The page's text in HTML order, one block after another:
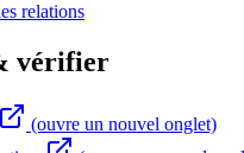
relations
vérifier
(ouvre un nouvel onglet)